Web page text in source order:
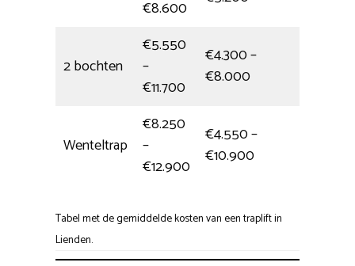
€8.600
2 bochten
€5.550
–
€11.700
€4.300 –
€8.000
Wenteltrap
€8.250
–
€12.900
€4.550 –
€10.900
Tabel met de gemiddelde kosten van een traplift in
Lienden.